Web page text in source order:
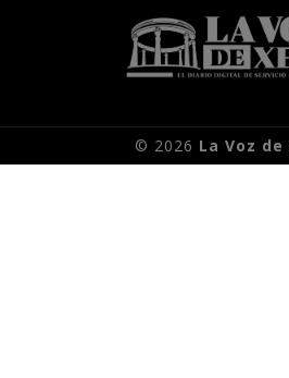
© 2026 La Voz de